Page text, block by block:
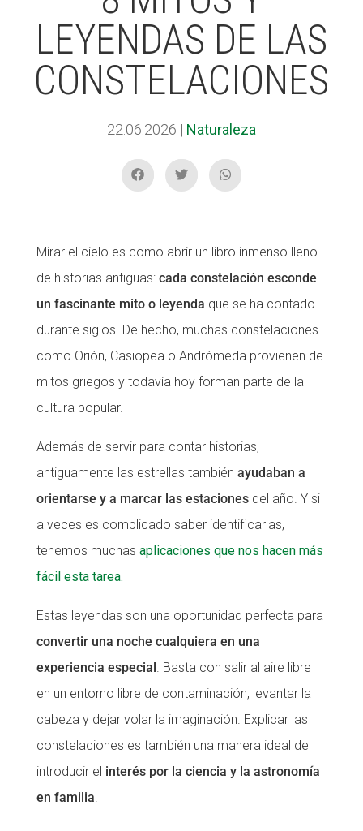
LEYENDAS DE LAS
CONSTELACIONES
22.06.2026 | Naturaleza
Mirar el cielo es como abrir un libro inmenso lleno
de historias antiguas: cada constelación esconde
un fascinante mito o leyenda que se ha contado
durante siglos. De hecho, muchas constelaciones
como Orión, Casiopea o Andrómeda provienen de
mitos griegos y todavía hoy forman parte de la
cultura popular.
Además de servir para contar historias,
antiguamente las estrellas también ayudaban a
orientarse y a marcar las estacionesdel año. Y si
a veces es complicado saber identificarlas,
tenemos muchas aplicaciones que nos hacen más
fácil esta tarea.
Estas leyendas son una oportunidad perfecta para
convertir una noche cualquiera en una
experiencia especial. Basta con salir al aire libre
en un entorno libre de contaminación, levantar la
cabeza y dejar volar la imaginación. Explicar las
constelaciones es también una manera ideal de
introducir el interés por la ciencia y la astronomía
en familia.
ACCIÓ SOCIAL I JOVES
ESPLAIS
SUPORT TERCER SECTOR
CONEIX FUNDESPLAI
Missió i valors
Els comptes clars
Memòria d'activitats
Proposta educativa
ACTUALITAT
Notícies
Butlletins
Diari de la Fundació
Fundesplai als mitjans
ACCIÓ SOCIAL I JOVES
ESPLAIS
SUPORT TERCER SECTOR
CONEIX FUNDESPLAI
Missió i valors
Els comptes clars
Memòria d'activitats
Proposta educativa
ACTUALITAT
Notícies
Butlletins
Diari de la Fundació
Fundesplai als mitjans